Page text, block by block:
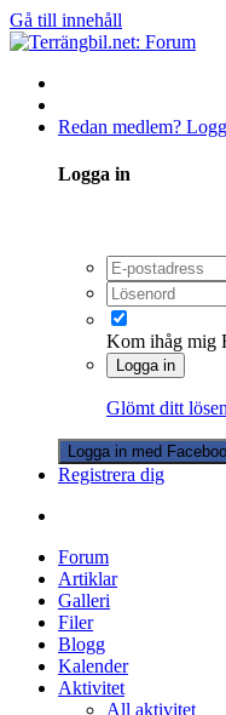
Gå till innehåll
Redan medlem?
Logga in
Kom ihåg mig
Logga in
Glömt ditt
Logga in med
Registrera dig
Forum
Artiklar
Galleri
Filer
Blogg
Kalender
Aktivitet
All aktivitet